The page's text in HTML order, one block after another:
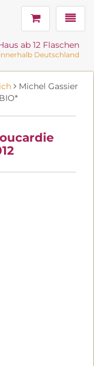
ab 12 Flaschen
innerhalb Deutschland
Michel Gassier